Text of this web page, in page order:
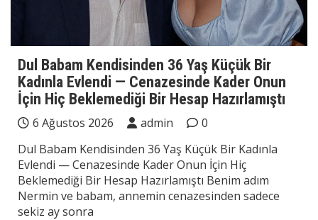
Dul Babam Kendisinden 36 Yaş Küçük Bir
Kadınla Evlendi — Cenazesinde Kader Onun
İçin Hiç Beklemediği Bir Hesap Hazırlamıştı
6 Ağustos 2026 admin
0
Dul Babam Kendisinden 36 Yaş Küçük Bir Kadınla
Evlendi — Cenazesinde Kader Onun İçin Hiç
Beklemediği Bir Hesap Hazırlamıştı Benim adım
Nermin ve babam, annemin cenazesinden sadece
sekiz ay sonra